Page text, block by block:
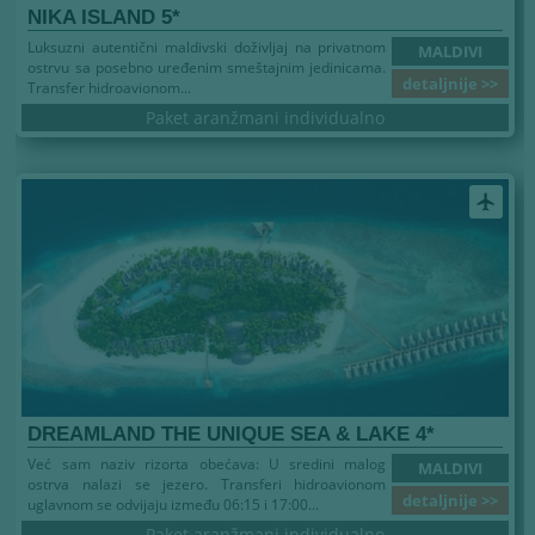
NIKA ISLAND 5*
MALDIVI
detaljnije >>
Luksuzni autentični maldivski doživljaj na privatnom
ostrvu sa posebno uređenim smeštajnim jedinicama.
Transfer hidroavionom...
Paket aranžmani individualno
airplanemode_active
DREAMLAND THE UNIQUE SEA & LAKE 4*
MALDIVI
detaljnije >>
Već sam naziv rizorta obećava: U sredini malog
ostrva nalazi se jezero. Transferi hidroavionom
uglavnom se odvijaju između 06:15 i 17:00...